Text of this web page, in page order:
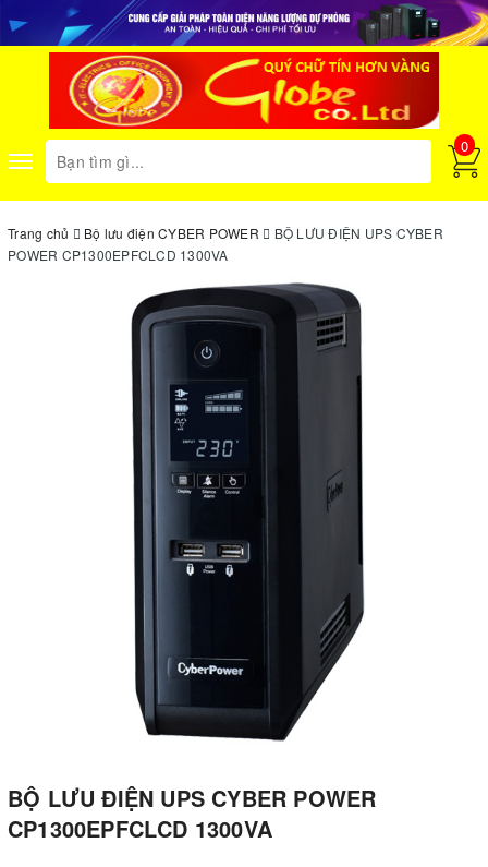
Toggle
navigation
0
Trang chủ Bộ lưu điện CYBER POWER
BỘ LƯU ĐIỆN UPS CYBER
POWER CP1300EPFCLCD 1300VA
BỘ LƯU ĐIỆN UPS CYBER POWER
CP1300EPFCLCD 1300VA